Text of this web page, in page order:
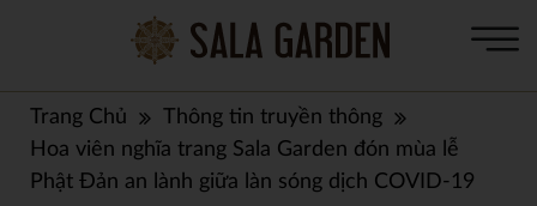
Trang Chủ
Thông tin truyền thông
Hoa viên nghĩa trang Sala Garden đón mùa lễ
Phật Đản an lành giữa làn sóng dịch COVID-19